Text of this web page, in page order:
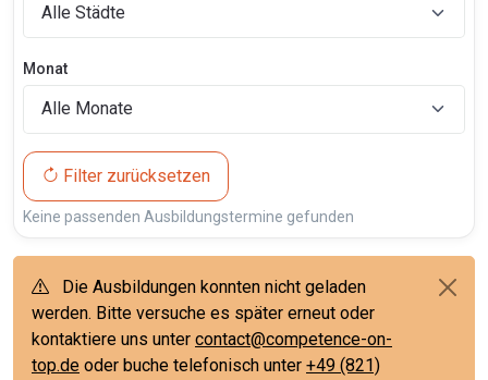
Monat
Filter zurücksetzen
Keine passenden Ausbildungstermine gefunden
Die Ausbildungen konnten nicht geladen
werden. Bitte versuche es später erneut oder
kontaktiere uns unter contact@competence-on-
top.de oder buche telefonisch unter +49 (821)